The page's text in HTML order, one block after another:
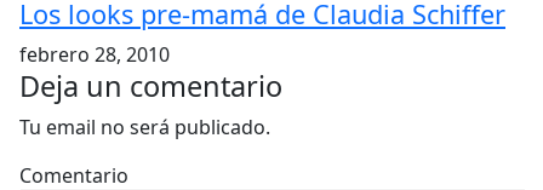
Los looks pre-mamá de Claudia Schiffer
febrero 28, 2010
Deja un comentario
Tu email no será publicado.
Comentario